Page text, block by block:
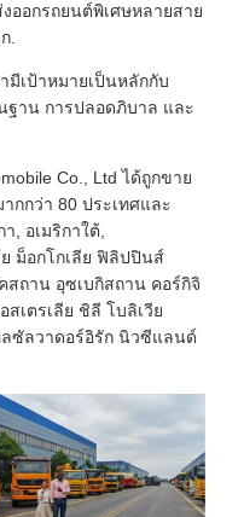
ออกรถยนต์พิเศษหลายสาย
.
มีเป้าหมายเป็นหลักกับ
ฐาน การปลอดภิบาล และ
Co., Ltd ได้ถูกขาย
กกว่า 80 ประเทศและ
, อเมริกาใต้,
ม็อกโกเลีย ฟิลิปปินส์
ถาน อุซเบกิสถาน คอร์กิจิ
เตรเลีย ชิลี โบลิเวีย
ลซัลวาดอร์อิรัก นิวซีแลนด์